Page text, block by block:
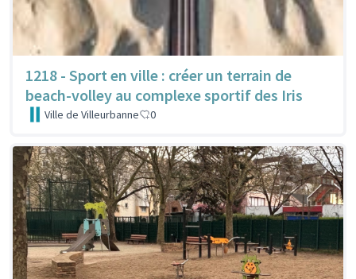
1218 - Sport en ville : créer un terrain de
beach-volley au complexe sportif des Iris
Ville de Villeurbanne 0